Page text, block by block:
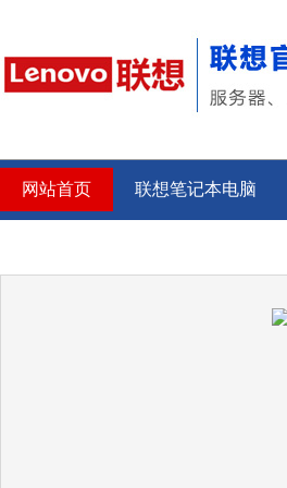
网站首页 联想笔记本电脑